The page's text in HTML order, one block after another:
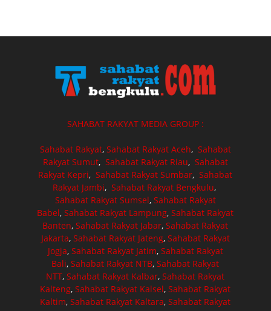
SAHABAT RAKYAT MEDIA GROUP :
Sahabat Rakyat, Sahabat Rakyat Aceh, Sahabat
Rakyat Sumut, Sahabat Rakyat Riau, Sahabat
Rakyat Kepri,Sahabat Rakyat Sumbar,Sahabat
Rakyat Jambi, Sahabat Rakyat Bengkulu,
Sahabat Rakyat Sumsel, Sahabat Rakyat
Babel,Sahabat Rakyat Lampung,Sahabat Rakyat
Banten,Sahabat Rakyat Jabar,Sahabat Rakyat
Jakarta, Sahabat Rakyat Jateng, Sahabat Rakyat
Jogja, Sahabat Rakyat Jatim, Sahabat Rakyat
Bali,Sahabat Rakyat NTB,Sahabat Rakyat
NTT,Sahabat Rakyat Kalbar,Sahabat Rakyat
Kalteng,Sahabat Rakyat Kalsel,Sahabat Rakyat
Kaltim,Sahabat Rakyat Kaltara,Sahabat Rakyat